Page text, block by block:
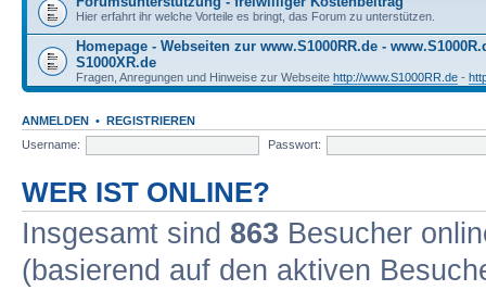
Hier erfahrt ihr welche Vorteile es bringt, das Forum zu unterstützen.
Homepage - Webseiten zur www.S1000RR.de -
S1000XR.de
Fragen, Anregungen und Hinweise zur Webseite http://www.S1000RR.de -
ANMELDEN • REGISTRIEREN
Username:
Passwort:
WER IST ONLINE?
Insgesamt sind 863 Besucher
(basierend auf den aktiven